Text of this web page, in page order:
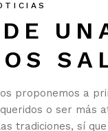
proponemos a
o ser más
tradiciones, sí